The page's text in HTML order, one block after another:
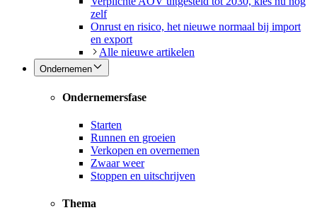
zelf
Onrust en risico, het nieuwe normaal bij import
en export
Alle nieuwe artikelen
Ondernemen
Ondernemersfase
Starten
Runnen en groeien
Verkopen en overnemen
Zwaar weer
Stoppen en uitschrijven
Thema